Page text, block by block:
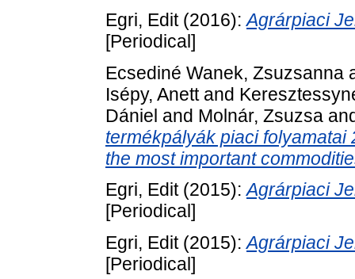
Egri, Edit(2016):Agrárpiaci
[Periodical]
Ecsediné Wanek, Zsuzsanna
Isépy, Anettand
Dániel and Molnár, Zsuzsa
termékpályák piaci
the most important
Egri, Edit(2015):Agrárpiaci
[Periodical]
Egri, Edit(2015):Agrárpiaci
[Periodical]